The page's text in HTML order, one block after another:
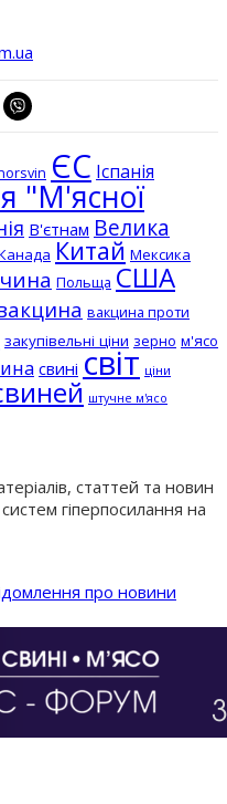
ЄС Іспанія
"М'ясної
В'єтнам Велика
Китай Мексика
Польща США
вакцина проти
закупівельні ціни зерно м'ясо
свині світ ціни
штучне м'ясо
статтей та новин
гіперпосилання на
про новини